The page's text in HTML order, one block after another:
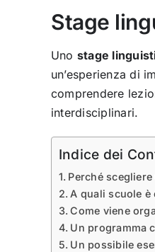
Stage
Uno stage
un’esperienza di
comprendere
interdisciplinari.
Indice dei
Perché
A quali scuole
Come viene
Un programma
Un possibile